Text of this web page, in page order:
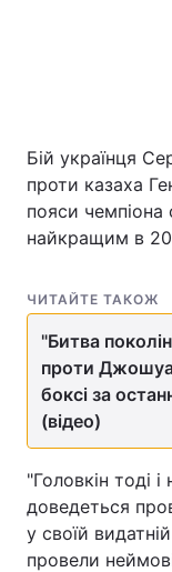
Головна
Україна
Економіка
Спорт
Техно і зв'язок
Здоров'я
Цікавинки
Бій українця
проти казаха
пояси чемпіона
найкращим в
ЧИТАЙТЕ ТАКОЖ
"Битва
проти
боксі за
(відео)
"Головкін тоді
доведеться
у своїй
провели